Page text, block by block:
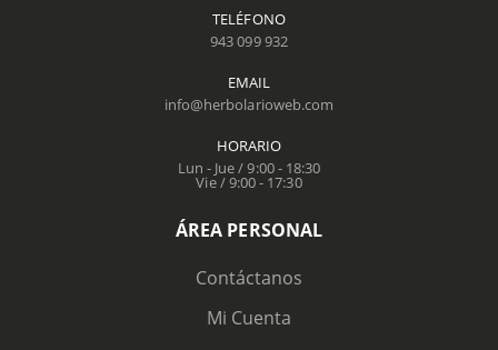
TELÉFONO
943 099 932
EMAIL
info@herbolarioweb.com
HORARIO
Lun - Jue / 9:00 - 18:30
Vie / 9:00 - 17:30
ÁREA PERSONAL
Contáctanos
Mi Cuenta